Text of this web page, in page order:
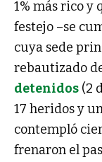
1% más rico y
festejo –se
cuya sede
rebautizado
detenidos (2
17 heridos y
contempló
frenaron el